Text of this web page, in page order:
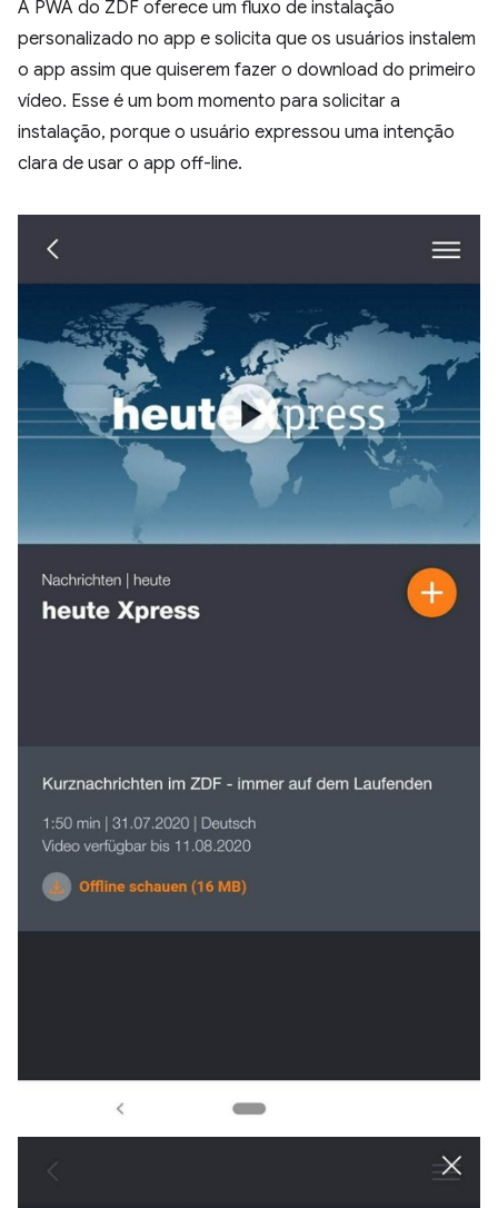
A PWA do ZDF oferece um fluxo de instalação
personalizado no app e solicita que os usuários instalem
o app assim que quiserem fazer o download do primeiro
vídeo. Esse é um bom momento para solicitar a
instalação, porque o usuário expressou uma intenção
clara de usar o app off-line.